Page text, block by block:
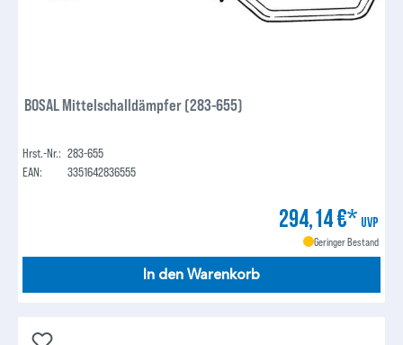
BOSAL Mittelschalldämpfer (283-655)
Hrst.-Nr.: 283-655
EAN:
3351642836555
294,14 €* UVP
Geringer Bestand
In den Warenkorb